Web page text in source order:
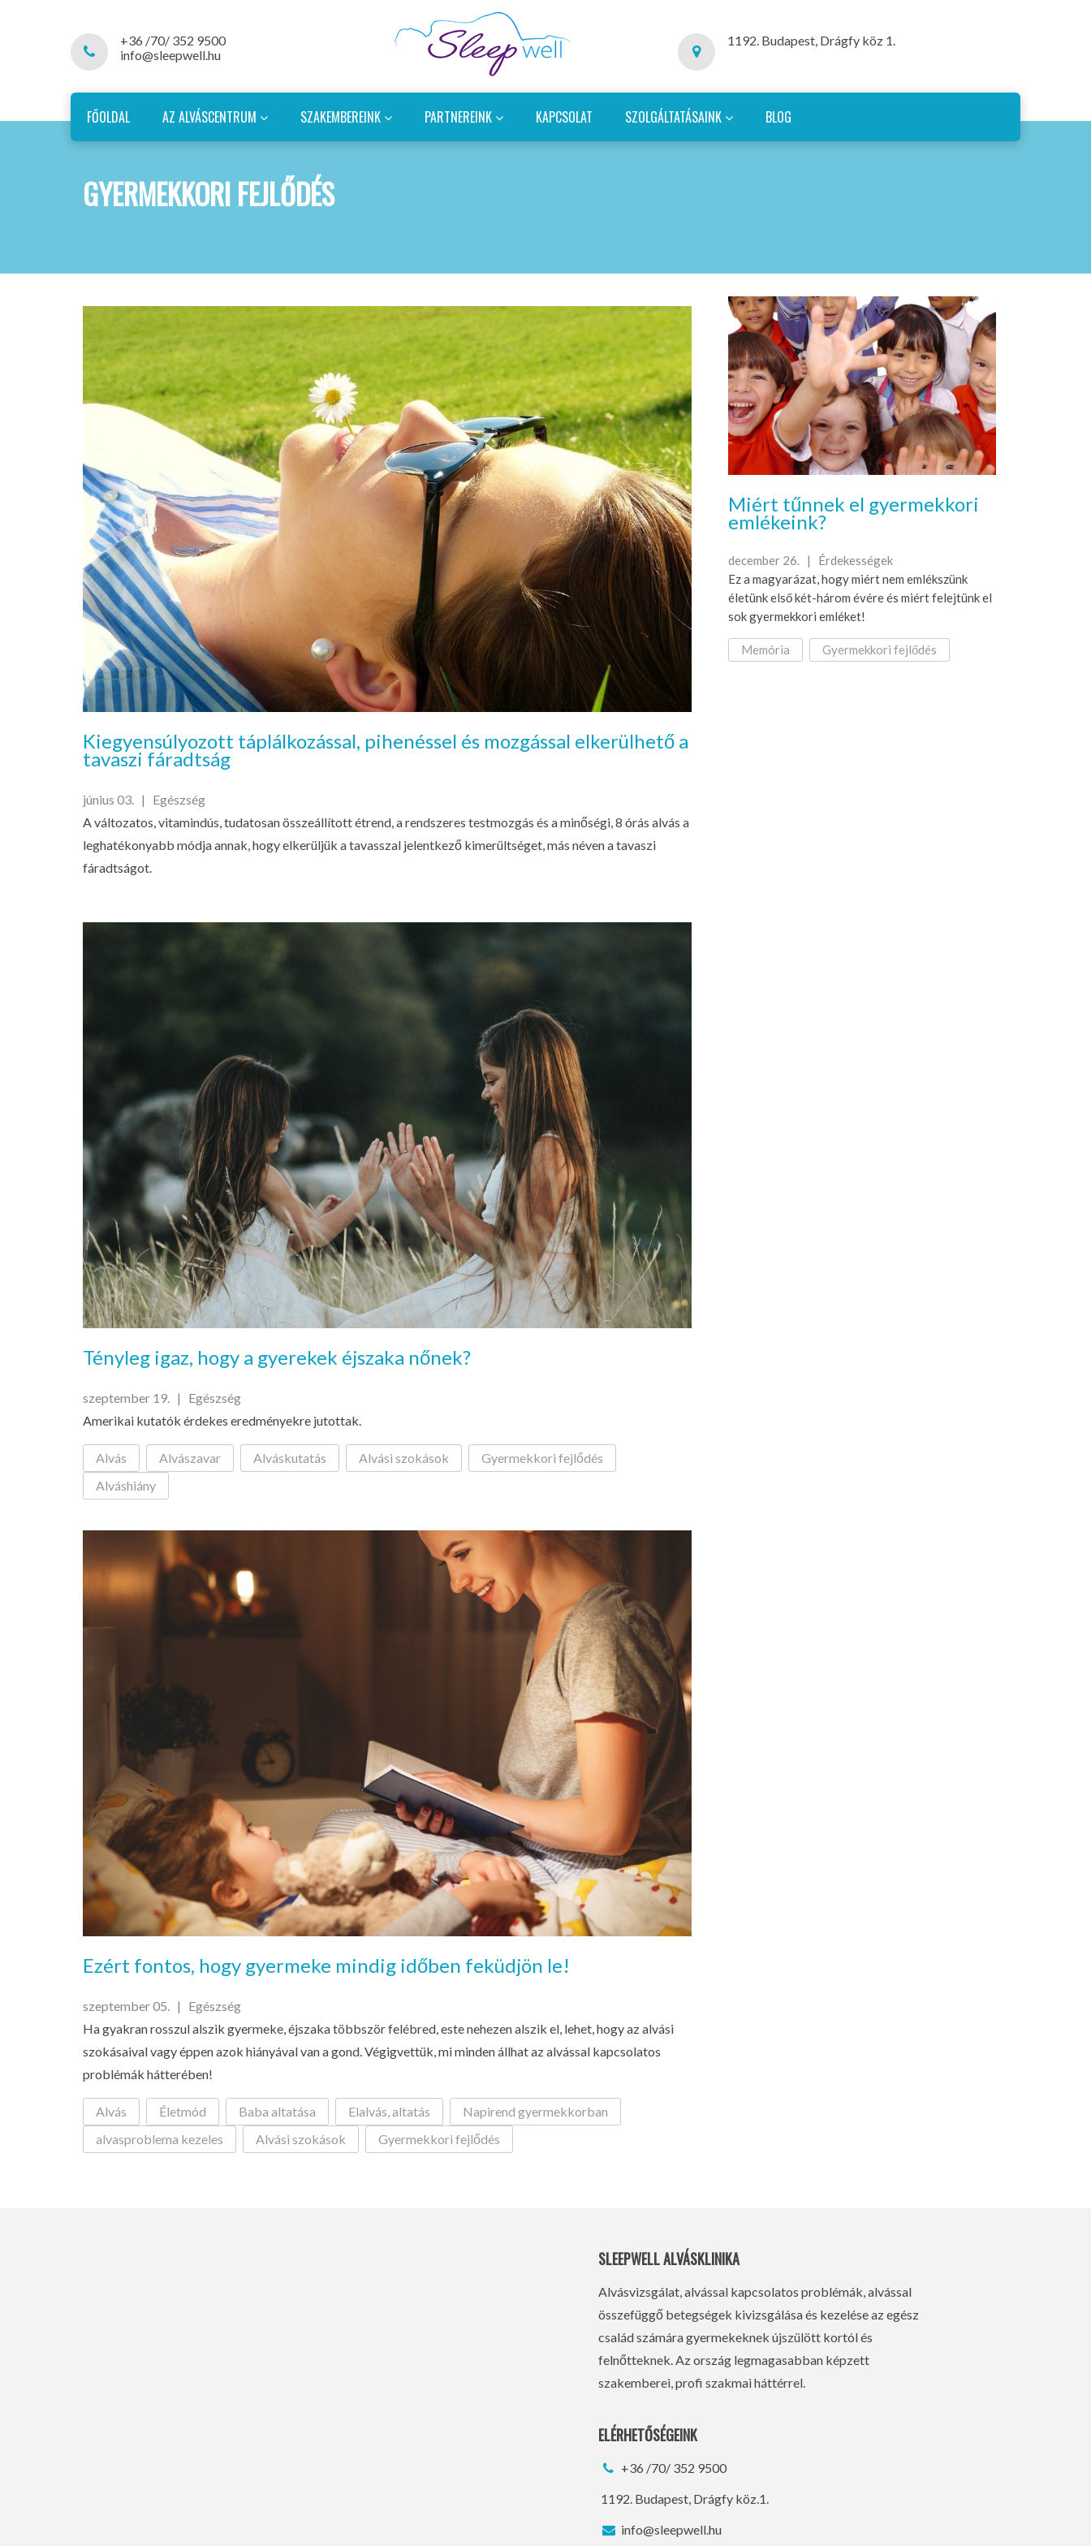
+36 /70/ 352 9500
info@sleepwell.hu
1192. Budapest, Drágfy köz 1.
FŐOLDAL AZ ALVÁSCENTRUM SZAKEMBEREINK PARTNEREINK KAPCSOLAT SZOLGÁLTATÁSAINK BLOG
GYERMEKKORI FEJLŐDÉS
Kiegyensúlyozott táplálkozással, pihenéssel és mozgással elkerülhető a
tavaszi fáradtság
június 03. | Egészség
A változatos, vitamindús, tudatosan összeállított étrend, a rendszeres testmozgás és a minőségi, 8 órás alvás a
leghatékonyabb módja annak, hogy elkerüljük a tavasszal jelentkező kimerültséget, más néven a tavaszi
fáradtságot.
Tényleg igaz, hogy a gyerekek éjszaka nőnek?
szeptember 19. | Egészség
Amerikai kutatók érdekes eredményekre jutottak.
Alvás Alvászavar Alváskutatás Alvási szokások
Gyermekkori fejlődés
Alváshiány
Ezért fontos, hogy gyermeke mindig időben feküdjön le!
szeptember 05. | Egészség
Ha gyakran rosszul alszik gyermeke, éjszaka többször felébred, este nehezen alszik el, lehet, hogy az alvási
szokásaival vagy éppen azok hiányával van a gond. Végigvettük, mi minden állhat az alvással kapcsolatos
problémák hátterében!
Alvás Életmód Baba altatása Elalvás, altatás
Napirend gyermekkorban
alvasproblema kezeles
Alvási szokások Gyermekkori fejlődés
Miért tűnnek el gyermekkori
emlékeink?
december 26. | Érdekességek
Ez a magyarázat, hogy miért nem emlékszünk
életünk első két-három évére és miért felejtünk el
sok gyermekkori emléket!
Memória Gyermekkori fejlődés
SLEEPWELL ALVÁSKLINIKA
Alvásvizsgálat, alvással kapcsolatos problémák, alvással
összefüggő betegségek kivizsgálása és kezelése az egész
család számára gyermekeknek újszülött kortól és
felnőtteknek. Az ország legmagasabban képzett
szakemberei, profi szakmai háttérrel.
ELÉRHETŐSÉGEINK
+36 /70/ 352 9500
1192. Budapest, Drágfy köz.1.
info@sleepwell.hu